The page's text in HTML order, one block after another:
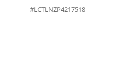
#LCTLNZP4217518